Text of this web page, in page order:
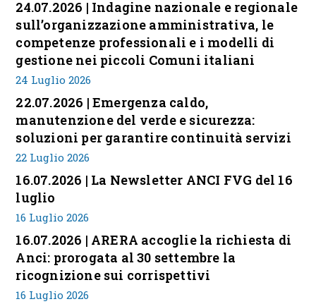
24.07.2026 | Indagine nazionale e regionale
sull’organizzazione amministrativa, le
competenze professionali e i modelli di
gestione nei piccoli Comuni italiani
24 Luglio 2026
22.07.2026 | Emergenza caldo,
manutenzione del verde e sicurezza:
soluzioni per garantire continuità servizi
22 Luglio 2026
16.07.2026 | La Newsletter ANCI FVG del 16
luglio
16 Luglio 2026
16.07.2026 | ARERA accoglie la richiesta di
Anci: prorogata al 30 settembre la
ricognizione sui corrispettivi
16 Luglio 2026